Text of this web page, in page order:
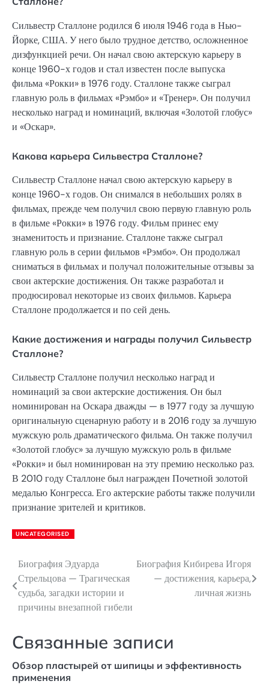
Сильвестр Сталлоне родился 6 июля 1946 года в Нью-
Йорке, США. У него было трудное детство, осложненное
дизфункцией речи. Он начал свою актерскую карьеру в
конце 1960-х годов и стал известен после выпуска
фильма «Рокки» в 1976 году. Сталлоне также сыграл
главную роль в фильмах «Рэмбо» и «Тренер». Он получил
несколько наград и номинаций, включая «Золотой глобус»
и «Оскар».
Какова карьера Сильвестра Сталлоне?
Сильвестр Сталлоне начал свою актерскую карьеру в
конце 1960-х годов. Он снимался в небольших ролях в
фильмах, прежде чем получил свою первую главную роль
в фильме «Рокки» в 1976 году. Фильм принес ему
знаменитость и признание. Сталлоне также сыграл
главную роль в серии фильмов «Рэмбо». Он продолжал
сниматься в фильмах и получал положительные отзывы за
свои актерские достижения. Он также разработал и
продюсировал некоторые из своих фильмов. Карьера
Сталлоне продолжается и по сей день.
Какие достижения и награды получил Сильвестр
Сталлоне?
Сильвестр Сталлоне получил несколько наград и
номинаций за свои актерские достижения. Он был
номинирован на Оскара дважды — в 1977 году за лучшую
оригинальную сценарную работу и в 2016 году за лучшую
мужскую роль драматического фильма. Он также получил
«Золотой глобус» за лучшую мужскую роль в фильме
«Рокки» и был номинирован на эту премию несколько раз.
В 2010 году Сталлоне был награжден Почетной золотой
медалью Конгресса. Его актерские работы также получили
признание зрителей и критиков.
UNCATEGORISED
Навигация
по
записям
Биография Эдуарда
Стрельцова — Трагическая
судьба, загадки истории и
причины внезапной гибели
Биография Кибирева Игоря
— достижения, карьера,
личная жизнь
Связанные записи
Обзор пластырей от шипицы и эффективность
применения